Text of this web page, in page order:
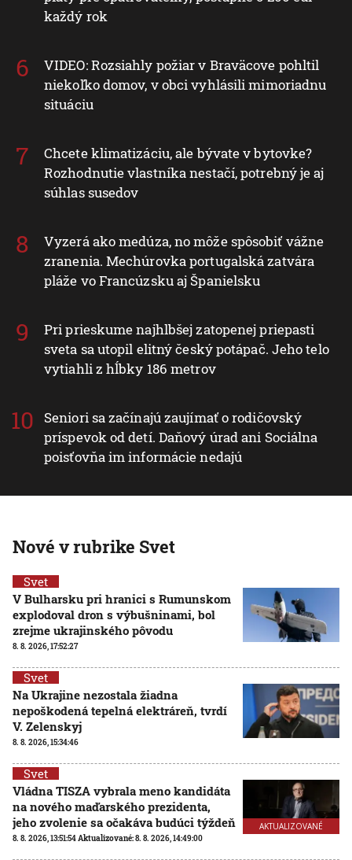
každý rok
VIDEO: Rozsiahly požiar v Braväcove pohltil
niekoľko domov, v obci vyhlásili mimoriadnu
situáciu
Chcete klimatizáciu, ale bývate v bytovke?
Rozhodnutie vlastníka nestačí, potrebný je aj
súhlas susedov
Vyzerá ako medúza, no môže spôsobiť vážne
zranenia. Mechúrovka portugalská zatvára
pláže vo Francúzsku aj Španielsku
Pri prieskume najhlbšej zatopenej priepasti
sveta sa utopil elitný český potápač. Jeho telo
vytiahli z hĺbky 186 metrov
Seniori sa začínajú zaujímať o rodičovský
príspevok od detí. Daňový úrad ani Sociálna
poisťovňa im informácie nedajú
Nové v rubrike Svet
Svet
V Bulharsku pri hranici s Rumunskom
explodoval dron s výbušninami, bol
zrejme ukrajinského pôvodu
8. 8. 2026, 17:52:27
Svet
Na Ukrajine nezostala žiadna
nepoškodená tepelná elektráreň, tvrdí
V. Zelenskyj
8. 8. 2026, 15:34:46
AKTUALIZOVANÉ
Svet
Vládna TISZA vybrala meno kandidáta
na nového maďarského prezidenta,
jeho zvolenie sa očakáva budúci týždeň
8. 8. 2026, 13:51:54Aktualizované:8. 8. 2026, 14:49:00